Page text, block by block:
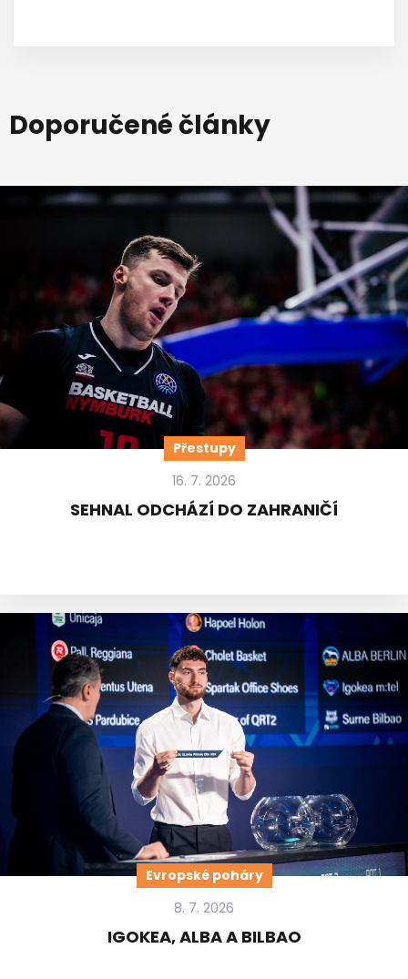
Doporučené články
Přestupy
16. 7. 2026
SEHNAL ODCHÁZÍ DO ZAHRANIČÍ
Evropské poháry
8. 7. 2026
IGOKEA, ALBA A BILBAO